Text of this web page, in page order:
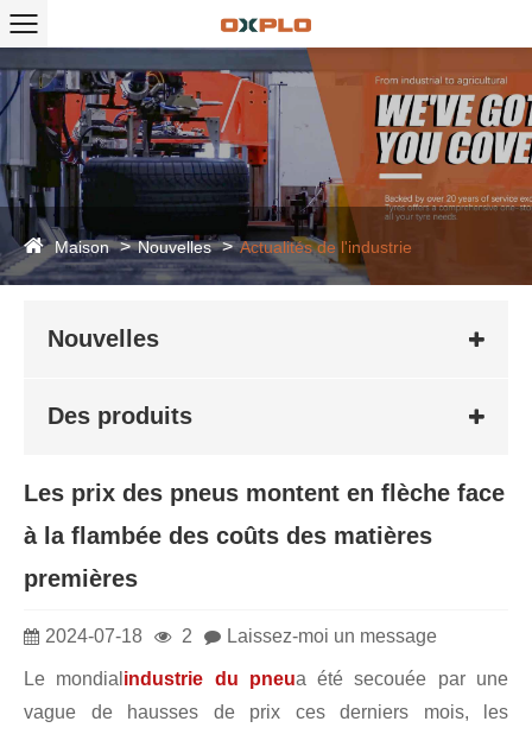
Maison Nouvelles Actualités de l'industrie
Nouvelles
Des produits
Les prix des pneus montent en flèche face
à la flambée des coûts des matières
premières
2024-07-18 2 Laissez-moi un message
Le mondial industrie du pneua été secouée par une
vague de hausses de prix ces derniers mois, les